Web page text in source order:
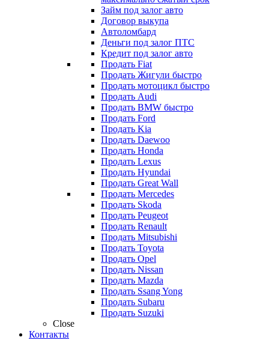
Займ под залог авто
Договор выкупа
Автоломбард
Деньги под залог ПТС
Кредит под залог авто
Продать Fiat
Продать Жигули быстро
Продать мотоцикл быстро
Продать Audi
Продать BMW быстро
Продать Ford
Продать Kia
Продать Daewoo
Продать Honda
Продать Lexus
Продать Hyundai
Продать Great Wall
Продать Mercedes
Продать Skoda
Продать Peugeot
Продать Renault
Продать Mitsubishi
Продать Toyota
Продать Opel
Продать Nissan
Продать Mazda
Продать Ssang Yong
Продать Subaru
Продать Suzuki
Close
Контакты